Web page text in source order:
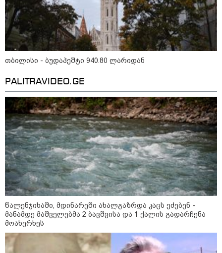
11:13 / 05-08-2026
Hisense წარმოგიდგენთ გზავნილს "ინოვაციები
უკეთესი ცხოვრებისათვის" FIFA-ს 2026 წლის
მსოფლიო ჩემპიონატზე™
15:49 / 06-08-2026
შეიძინე ალდაგის სამოგზაურო დაზღვევა და
მიიღე გაორმაგებული ინტერნეტი
საზოგადოება
თბილისი - ბუდაპეშტი 940.80 ლარიდან
PALITRAVIDEO.GE
წალენჯიხაში, მდინარეში ახალგაზრდა კაცს ეძებენ -
მანამდე მაშველებმა 2 ბავშვისა და 1 ქალის გადარჩენა
მოახერხეს